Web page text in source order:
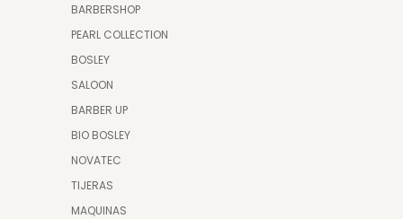
BARBERSHOP
PEARL COLLECTION
BOSLEY
SALOON
BARBER UP
BIO BOSLEY
NOVATEC
TIJERAS
MAQUINAS